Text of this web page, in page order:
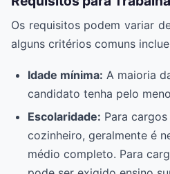
Os requisitos podem variar
alguns critérios comuns
Idade mínima: A maioria
candidato tenha pelo
Escolaridade: Para
cozinheiro, geralmente é
médio completo. Para